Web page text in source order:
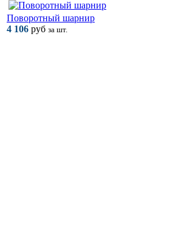
Поворотный шарнир
4 106 руб за шт.